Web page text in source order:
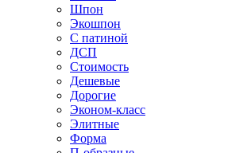
Шпон
Экошпон
С патиной
ДСП
Стоимость
Дешевые
Дорогие
Эконом-класс
Элитные
Форма